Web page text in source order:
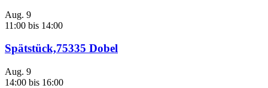
Aug. 9
11:00 bis 14:00
Spätstück,75335 Dobel
Aug. 9
14:00 bis 16:00